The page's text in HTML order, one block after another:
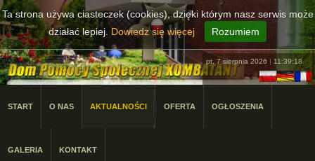
Ta strona używa ciasteczek (cookies), dzięki którym nasz serwis może
działać lepiej.Dowiedz się więcej Rozumiem
START O NAS AKTUALNOŚCI OFERTA OGŁOSZENIA
GALERIA KONTAKT
pt, 7 sierpnia 2026 | 11:39:18